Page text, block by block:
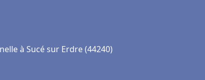
à Sucé sur Erdre (44240)